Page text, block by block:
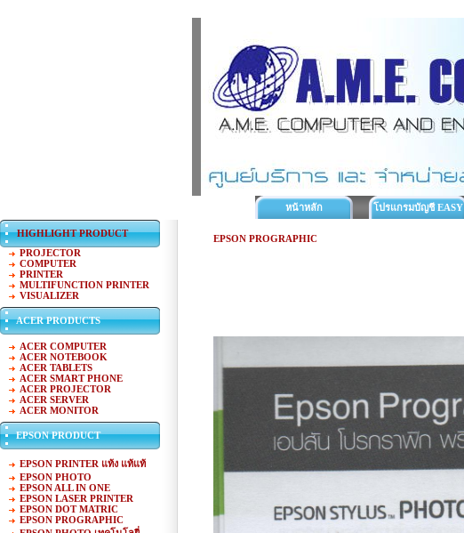
หน้าหลัก โปรแกรมบัญชี EASY
HIGHLIGHT PRODUCT
PROJECTOR
COMPUTER
PRINTER
MULTIFUNCTION PRINTER
VISUALIZER
ACER PRODUCTS
ACER COMPUTER
ACER NOTEBOOK
ACER TABLETS
ACER SMART PHONE
ACER PROJECTOR
ACER SERVER
ACER MONITOR
EPSON PRODUCT
EPSON PRINTER แท้ง แท้แท้
EPSON PHOTO
EPSON ALL IN ONE
EPSON LASER PRINTER
EPSON DOT MATRIC
EPSON PROGRAPHIC
EPSON PROGRAPHIC